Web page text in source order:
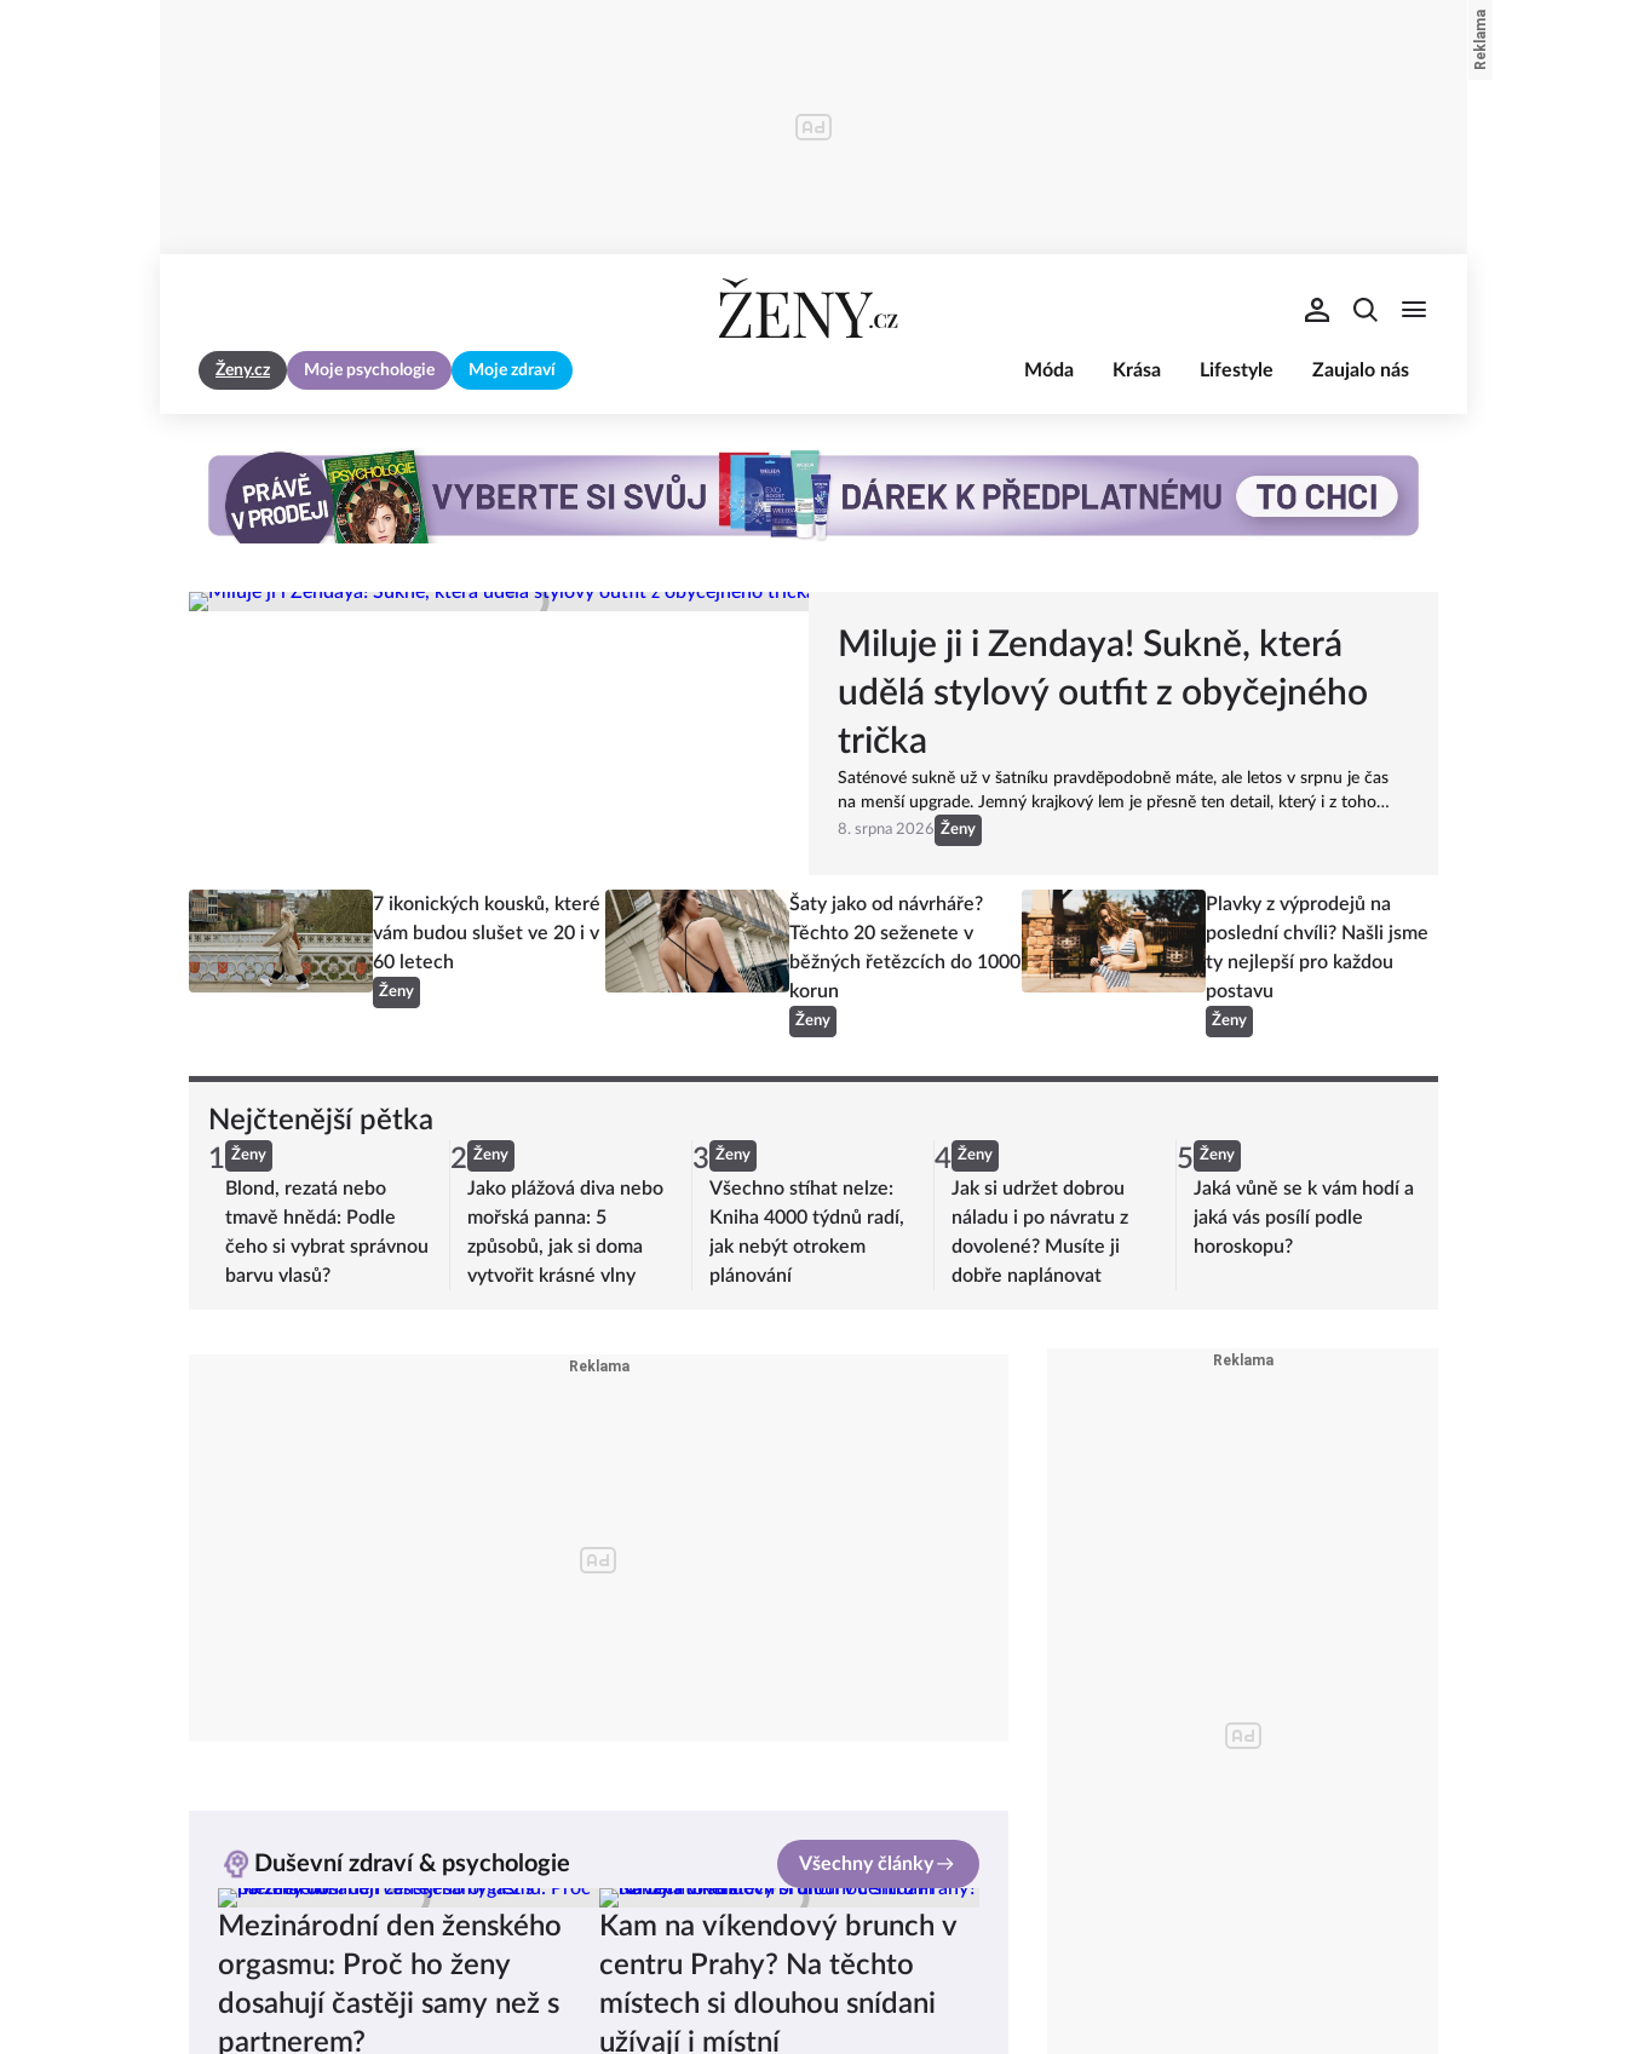
Ženy.cz Moje psychologie Moje zdraví Móda Krása Lifestyle Zaujalo nás
Miluje ji i Zendaya! Sukně, která
udělá stylový outfit z obyčejného
trička
Saténové sukně už v šatníku pravděpodobně máte, ale letos v srpnu je čas
na menší upgrade. Jemný krajkový lem je přesně ten detail, který i z toho
nejobyčejnějšího trička vytvoří model jako z pařížských ulic.
8. srpna 2026 Ženy
7 ikonických kousků, které
vám budou slušet ve 20 i v
60 letech
Ženy
Šaty jako od návrháře?
Těchto 20 seženete v
běžných řetězcích do 1000
korun
Ženy
Plavky z výprodejů na
poslední chvíli? Našli jsme
ty nejlepší pro každou
postavu
Ženy
Nejčtenější pětka
1 Ženy
Blond, rezatá nebo
tmavě hnědá: Podle
čeho si vybrat správnou
barvu vlasů?
2 Ženy
Jako plážová diva nebo
mořská panna: 5
způsobů, jak si doma
vytvořit krásné vlny
3 Ženy
Všechno stíhat nelze:
Kniha 4000 týdnů radí,
jak nebýt otrokem
plánování
4 Ženy
Jak si udržet dobrou
náladu i po návratu z
dovolené? Musíte ji
dobře naplánovat
5 Ženy
Jaká vůně se k vám hodí a
jaká vás posílí podle
horoskopu?
Duševní zdraví & psychologie Všechny články
Mezinárodní den ženského
orgasmu: Proč ho ženy
dosahují častěji samy než s
partnerem?
Kam na víkendový brunch v
centru Prahy? Na těchto
místech si dlouhou snídani
užívají i místní